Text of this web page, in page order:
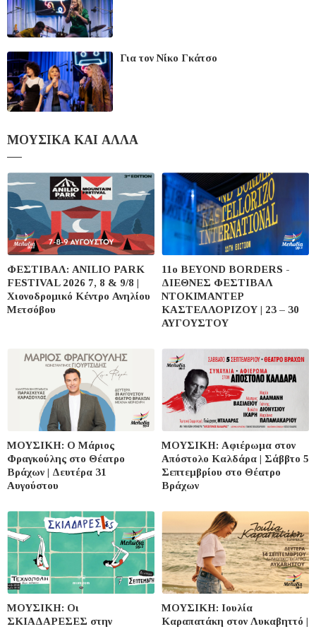
Για τον Νίκο Γκάτσο
ΜΟΥΣΙΚΑ ΚΑΙ ΑΛΛΑ
ΦΕΣΤΙΒΑΛ: ANILIO PARK
FESTIVAL 2026 7, 8 & 9/8 |
Χιονοδρομικό Κέντρο Ανηλίου
Μετσόβου
11ο BEYOND BORDERS -
ΔΙΕΘΝΕΣ ΦΕΣΤΙΒΑΛ
ΝΤΟΚΙΜΑΝΤΕΡ
ΚΑΣΤΕΛΛΟΡΙΖΟΥ | 23 – 30
ΑΥΓΟΥΣΤΟΥ
ΜΟΥΣΙΚΗ: Ο Μάριος
Φραγκούλης στο Θέατρο
Βράχων | Δευτέρα 31
Αυγούστου
ΜΟΥΣΙΚΗ: Αφιέρωμα στον
Απόστολο Καλδάρα | Σάββτο 5
Σεπτεμβρίου στο Θέατρο
Βράχων
ΜΟΥΣΙΚΗ: Οι
ΣΚΙΑΔΑΡΕΣΕΣ στην
ΜΟΥΣΙΚΗ: Ιουλία
Καραπατάκη στον Λυκαβηττό |